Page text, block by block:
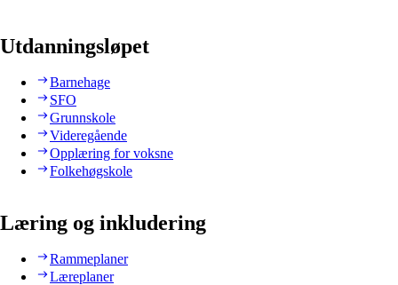
Utdanningsløpet
Barnehage
SFO
Grunnskole
Videregående
Opplæring for voksne
Folkehøgskole
Læring og inkludering
Rammeplaner
Læreplaner